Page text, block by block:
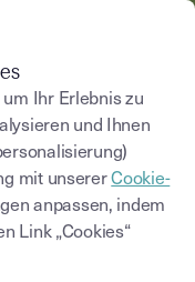
Saisissez un terme
Ihr Erlebnis zu
und Ihnen
mit unsererCookie-
anpassen, indem
Link „Cookies“